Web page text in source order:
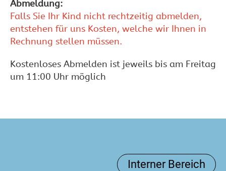
Abmeldung:
Falls Sie Ihr Kind nicht rechtzeitig abmelden,
entstehen für uns Kosten, welche wir Ihnen in
Rechnung stellen müssen.
Kostenloses Abmelden ist jeweils bis am Freitag
um 11:00 Uhr möglich
Interner Bereich